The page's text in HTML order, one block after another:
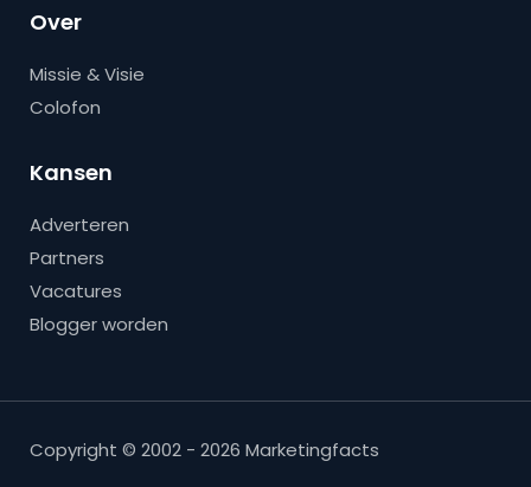
Over
Missie & Visie
Colofon
Kansen
Adverteren
Partners
Vacatures
Blogger worden
Copyright © 2002 - 2026 Marketingfacts